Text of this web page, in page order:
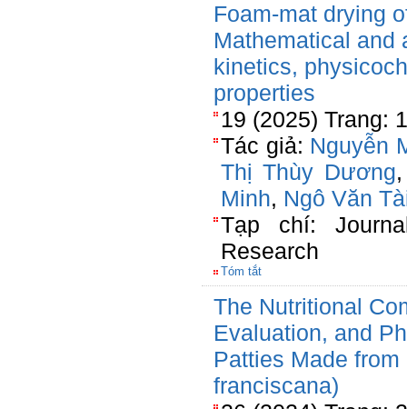
Foam-mat drying
Mathematical and
kinetics,
properties
19 (2025) Trang:
Tác giả: Nguyễn
Thị Thùy Dương
Minh, Ngô Văn
Tạp chí:
Research
Tóm tắt
The Nutritional
Evaluation, and
Patties Made
franciscana)